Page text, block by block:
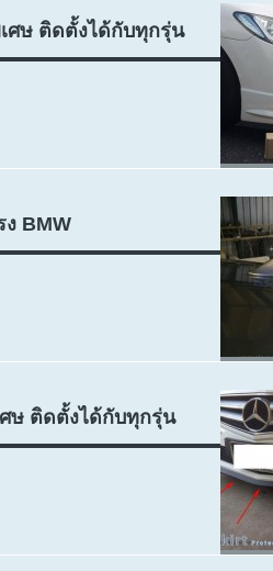
ศษ ติดตั้งได้กับทุกรุ่น
BMW
ษ ติดตั้งได้กับทุกรุ่น